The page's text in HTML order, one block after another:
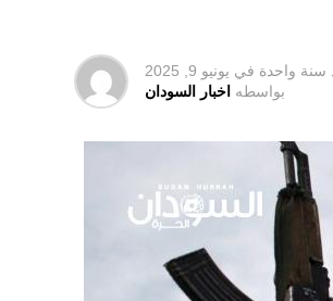
سنة واحدة في يونيو 9, 2025
بواسطه اخبار السودان